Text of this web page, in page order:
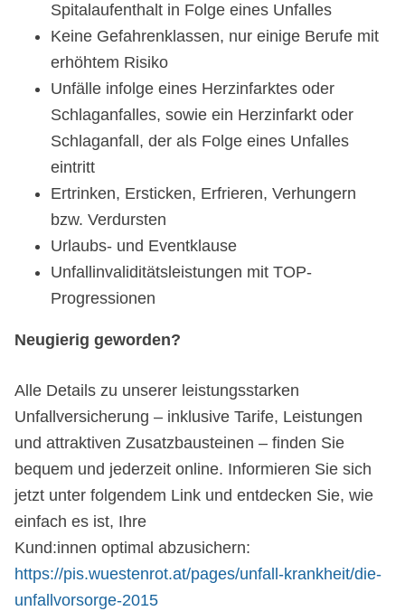
Spitalaufenthalt in Folge eines Unfalles
Keine Gefahrenklassen, nur einige Berufe mit
erhöhtem Risiko
Unfälle infolge eines Herzinfarktes oder
Schlaganfalles, sowie ein Herzinfarkt oder
Schlaganfall, der als Folge eines Unfalles
eintritt
Ertrinken, Ersticken, Erfrieren, Verhungern
bzw. Verdursten
Urlaubs- und Eventklause
Unfallinvaliditätsleistungen mit TOP-
Progressionen
Neugierig geworden?
Alle Details zu unserer leistungsstarken
Unfallversicherung – inklusive Tarife, Leistungen
und attraktiven Zusatzbausteinen – finden Sie
bequem und jederzeit online. Informieren Sie sich
jetzt unter folgendem Link und entdecken Sie, wie
einfach es ist, Ihre
Kund:innen optimal abzusichern:
https://pis.wuestenrot.at/pages/unfall-krankheit/die-
unfallvorsorge-2015